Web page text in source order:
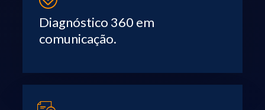
Diagnóstico 360 em
comunicação.